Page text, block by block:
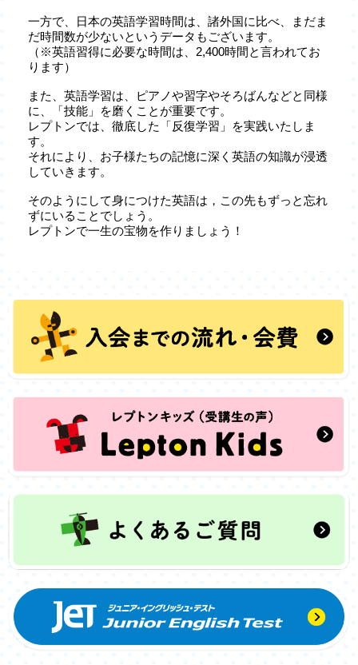
一方で、日本の英語学習時間は、諸外国に比べ、まだま
だ時間数が少ないというデータもございます。
（※英語習得に必要な時間は、2,400時間と言われてお
ります）
また、英語学習は、ピアノや習字やそろばんなどと同様
に、「技能」を磨くことが重要です。
レプトンでは、徹底した「反復学習」を実践いたしま
す。
それにより、お子様たちの記憶に深く英語の知識が浸透
していきます。
そのようにして身につけた英語は，この先もずっと忘れ
ずにいることでしょう。
レプトンで一生の宝物を作りましょう！